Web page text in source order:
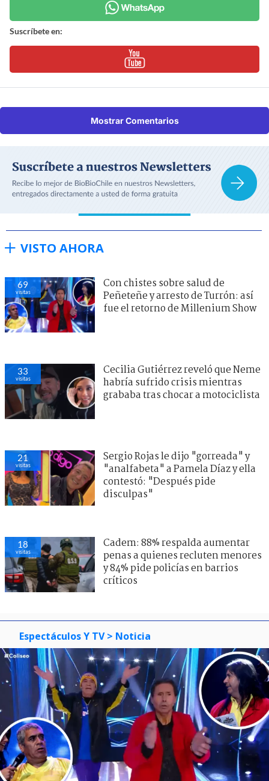
Suscríbete en:
Mostrar Comentarios
VISTO AHORA
69
visitas
Con chistes sobre salud de
Peñeteñe y arresto de Turrón: así
fue el retorno de Millenium Show
33
visitas
Cecilia Gutiérrez reveló que Neme
habría sufrido crisis mientras
grababa tras chocar a motociclista
21
visitas
Sergio Rojas le dijo "gorreada" y
"analfabeta" a Pamela Díaz y ella
contestó: "Después pide
disculpas"
18
visitas
Cadem: 88% respalda aumentar
penas a quienes recluten menores
y 84% pide policías en barrios
críticos
Espectáculos Y TV > Noticia